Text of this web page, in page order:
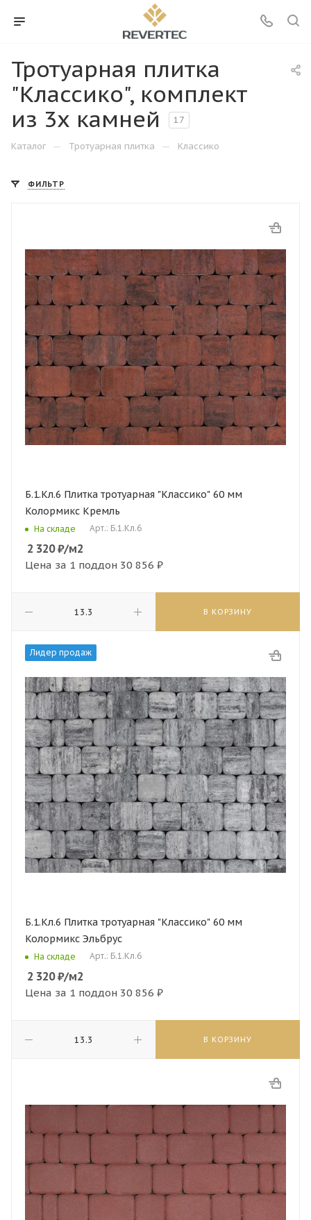
Тротуарная плитка
"Классико", комплект
из 3х камней
17
Каталог — Тротуарная плитка — Классико
ФИЛЬТР
Б.1.Кл.6 Плитка тротуарная "Классико" 60 мм
Колормикс Кремль
На складе Арт.: Б.1.Кл.6
2 320₽/м2
Цена за 1 поддон 30 856 ₽
В КОРЗИНУ
Лидер продаж
Б.1.Кл.6 Плитка тротуарная "Классико" 60 мм
Колормикс Эльбрус
На складе Арт.: Б.1.Кл.6
2 320₽/м2
Цена за 1 поддон 30 856 ₽
В КОРЗИНУ